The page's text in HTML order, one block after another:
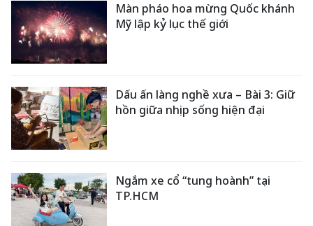
Màn pháo hoa mừng Quốc khánh
Mỹ lập kỷ lục thế giới
Dấu ấn làng nghề xưa – Bài 3: Giữ
hồn giữa nhịp sống hiện đại
Ngắm xe cổ “tung hoành” tại
TP.HCM